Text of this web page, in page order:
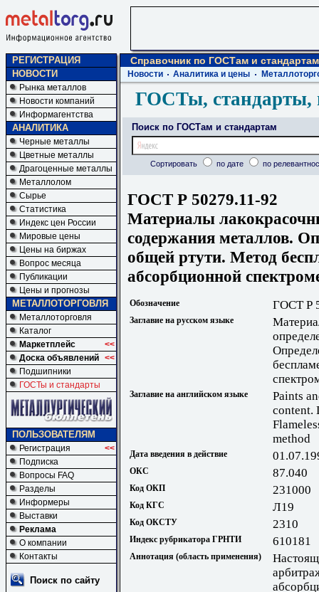
РЕГИСТРАЦИЯ
НОВОСТИ
Рынка металлов
Новости компаний
Информагентства
АНАЛИТИКА
Черные металлы
Цветные металлы
Драгоценные металлы
Металлолом
Сырье
Статистика
Индекс цен России
Мировые цены
Цены на биржах
Вопрос месяца
Публикации
Цены и прогнозы
МЕТАЛЛОТОРГОВЛЯ
Металлоторговля
Каталог
Маркетплейс
<<
Доска объявлений <<
Подшипники
ГОСТы и стандарты
ПОЛЬЗОВАТЕЛЯМ
Регистрация
<<
Подписка
Вопросы FAQ
Разделы
Информеры
Выставки
Реклама
О компании
Контакты
Поиск по сайту
Справочник по ГОСТам и стандартам
Новости Аналитика и цены
ГОСТы, стандарты,
Поиск по ГОСТам и стандартам
Сортировать по дате по
ГОСТ Р 50279.11-92
Материалы
содержания металлов.
общей ртути. Метод
абсорбционной
Обозначение ГОСТ Р
Заглавие на русском языке
Заглавие на английском языке
Paints
content.
method
Дата введения в действие
ОКС 87.040
Код ОКП 231000
Код КГС Л19
Код ОКСТУ 2310
Индекс рубрикатора ГРНТИ 610181
Аннотация (область применения)